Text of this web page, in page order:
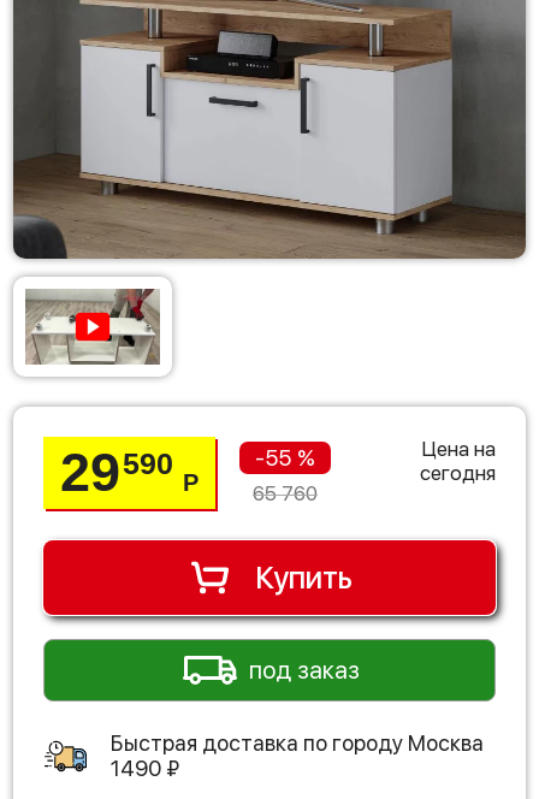
29590
Р
-55 %
65 760
Цена на
сегодня
Купить
под заказ
Быстрая доставка по городу Москва
1490 ₽